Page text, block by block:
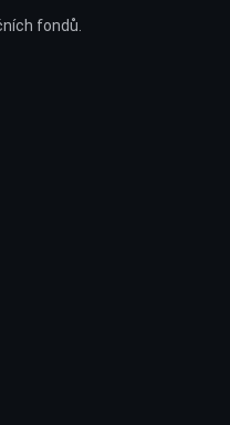
fondů.